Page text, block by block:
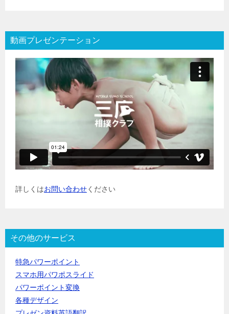
動画プレゼンテーション
詳しくはお問い合わせください
その他のサービス
特急パワーポイント
スマホ用パワポスライド
パワーポイント変換
各種デザイン